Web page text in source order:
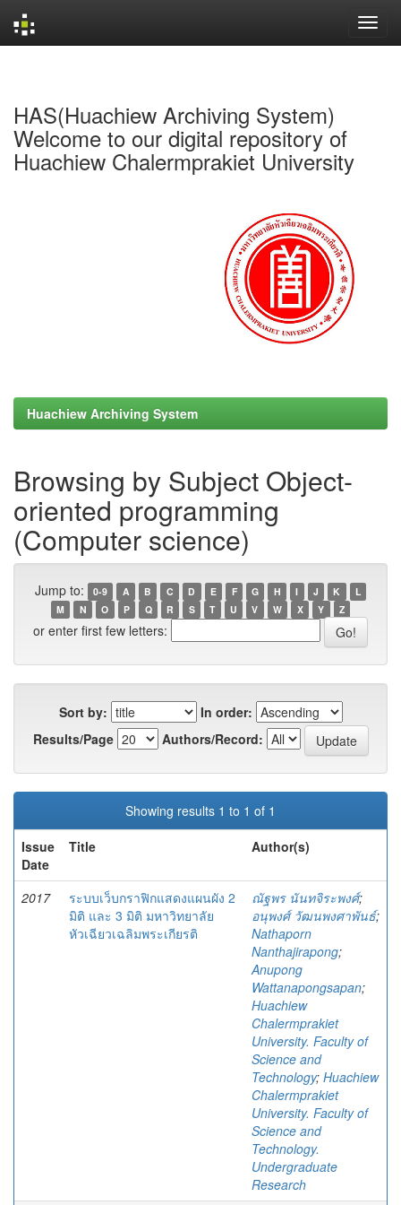
HAS(Huachiew Archiving System)
Welcome to our digital repository of
Huachiew Chalermprakiet University
Huachiew Archiving System
Browsing by Subject Object-
oriented programming
(Computer science)
Jump to: 0-9 A B C D E F G H I J K
L
M
N O P Q R S T U V W X Y Z
or enter first few letters:
Sort by:
In order:
Results/Page
Authors/Record:
Showing results 1 to 1 of 1
Issue
Date
Title Author(s)
2017
ระบบเว็บกราฟิกแสดงแผนผัง 2
มิติ และ 3 มิติ มหาวิทยาลัย
หัวเฉียวเฉลิมพระเกียรติ
ณัฐพร นันทจิระพงศ์;
อนุพงศ์ วัฒนพงศาพันธ์;
Nathaporn
Nanthajirapong;
Anupong
Wattanapongsapan;
Huachiew
Chalermprakiet
University. Faculty of
Science and
Technology; Huachiew
Chalermprakiet
University. Faculty of
Science and
Technology.
Undergraduate
Research